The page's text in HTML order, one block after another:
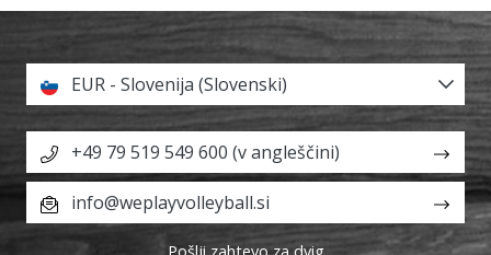
EUR - Slovenija (Slovenski)
+49 79 519 549 600 (v angleščini)
info@weplayvolleyball.si